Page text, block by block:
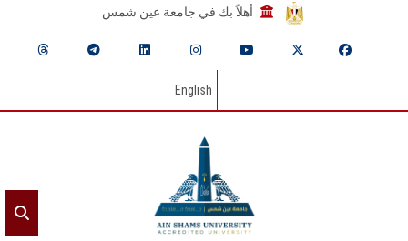
أهلاً بك في جامعة عين شمس
English